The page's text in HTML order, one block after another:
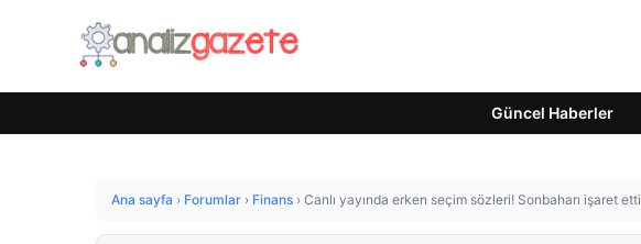
Güncel Haberler
Ana sayfa › Forumlar › Finans › Canlı yayında erken seçim sözleri! Sonbaharı işaret etti